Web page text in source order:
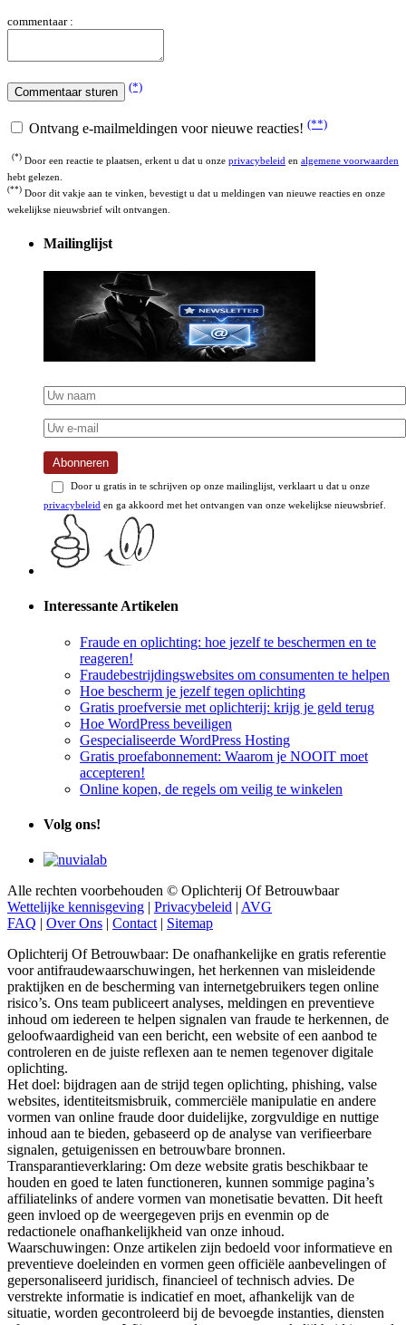
commentaar :
(*)
Ontvang e-mailmeldingen voor nieuwe reacties! (**)
(*) Door een reactie te plaatsen, erkent u dat u onze privacybeleid en algemene voorwaarden
hebt gelezen.
(**) Door dit vakje aan te vinken, bevestigt u dat u meldingen van nieuwe reacties en onze
wekelijkse nieuwsbrief wilt ontvangen.
Mailinglijst
Abonneren
Door u gratis in te schrijven op onze mailinglijst, verklaart u dat u onze
privacybeleid en ga akkoord met het ontvangen van onze wekelijkse nieuwsbrief.
Interessante Artikelen
Fraude en oplichting: hoe jezelf te beschermen en te
reageren!
Fraudebestrijdingswebsites om consumenten te helpen
Hoe bescherm je jezelf tegen oplichting
Gratis proefversie met oplichterij: krijg je geld terug
Hoe WordPress beveiligen
Gespecialiseerde WordPress Hosting
Gratis proefabonnement: Waarom je NOOIT moet
accepteren!
Online kopen, de regels om veilig te winkelen
Volg ons!
Alle rechten voorbehouden © Oplichterij Of Betrouwbaar
Wettelijke kennisgeving | Privacybeleid | AVG
FAQ | Over Ons | Contact | Sitemap
Oplichterij Of Betrouwbaar: De onafhankelijke en gratis referentie
voor antifraudewaarschuwingen, het herkennen van misleidende
praktijken en de bescherming van internetgebruikers tegen online
risico’s. Ons team publiceert analyses, meldingen en preventieve
inhoud om iedereen te helpen signalen van fraude te herkennen, de
geloofwaardigheid van een bericht, een website of een aanbod te
controleren en de juiste reflexen aan te nemen tegenover digitale
oplichting.
Het doel: bijdragen aan de strijd tegen oplichting, phishing, valse
websites, identiteitsmisbruik, commerciële manipulatie en andere
vormen van online fraude door duidelijke, zorgvuldige en nuttige
inhoud aan te bieden, gebaseerd op de analyse van verifieerbare
signalen, getuigenissen en betrouwbare bronnen.
Transparantieverklaring: Om deze website gratis beschikbaar te
houden en goed te laten functioneren, kunnen sommige pagina’s
affiliatelinks of andere vormen van monetisatie bevatten. Dit heeft
geen invloed op de weergegeven prijs en evenmin op de
redactionele onafhankelijkheid van onze inhoud.
Waarschuwingen: Onze artikelen zijn bedoeld voor informatieve en
preventieve doeleinden en vormen geen officiële aanbevelingen of
gepersonaliseerd juridisch, financieel of technisch advies. De
verstrekte informatie is indicatief en moet, afhankelijk van de
situatie, worden gecontroleerd bij de bevoegde instanties, diensten